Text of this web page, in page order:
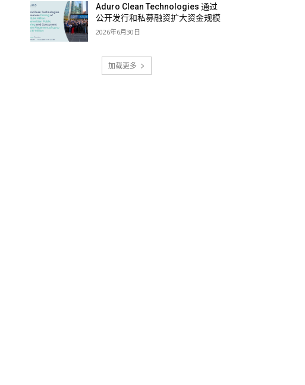
Aduro Clean Technologies 通过
公开发行和私募融资扩大资金规模
2026年6月30日
加载更多